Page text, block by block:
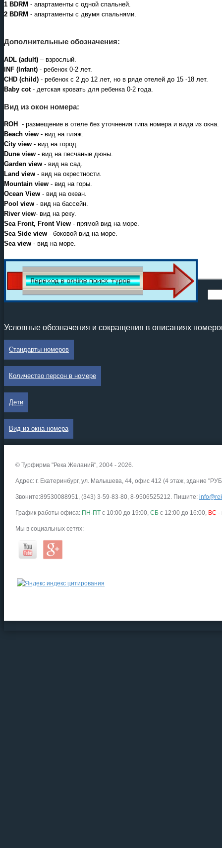
В. Устюг - "Рождественский
экспресс"
25.12.2026-27.12.2026
1 BDRM - апартаменты с одной спальней.
2 BDRM - апартаменты с двумя спальнями.
Дополнительные обозначения:
ADL (adult) – взрослый.
INF (Infant) - ребенок 0-2 лет.
CHD (child) - ребенок с 2 до 12 лет, но в ряде отелей до 15 -18 лет.
Baby cot- детская кровать для ребенка 0-2 года.
Вид из окон номера:
ROH
- размещение в отеле без уточнения типа номера и вида из окна.
Beach view - вид на пляж.
City view - вид на город.
Dune view - вид на песчаные дюны.
Garden view - вид на сад.
Land view - вид на окрестности.
Mountain view - вид на горы.
Ocean View - вид на океан.
Pool view - вид на бассейн.
River view- вид на реку.
Sea Front, Front View - прямой вид на море.
Sea Side view - боковой вид на море.
Sea view - вид на море.
Условные обозначения и сокращения в описаниях
Стандарты номеров
Количество персон в номере
Дети
Вид из окна номера
© Турфирма "Река Желаний", 2004 - 2026.
Адрес: г. Екатеринбург, ул. Малышева, 44, офис 412 (4 этаж, здание
Звоните:89530088951, (343) 3-59-83-80, 8-9506525212. Пишите:
График работы офиса: ПН-ПТ с 10:00 до 19:00, СБ с 12:00 до 16:00, ВС -
Мы в социальных сетях: